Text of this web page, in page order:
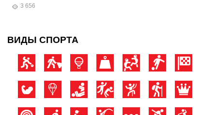
3 656
ВИДЫ СПОРТА